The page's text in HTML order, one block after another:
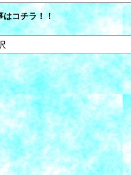
はコチラ！！